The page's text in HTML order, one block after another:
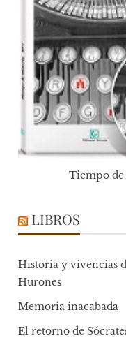
Tiempo de
LIBROS
Historia y vivencias
Hurones
Memoria inacabada
El retorno de